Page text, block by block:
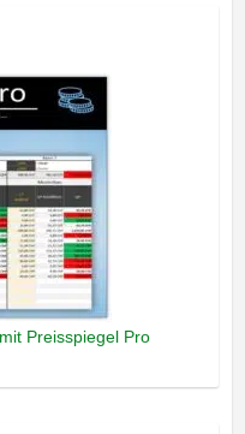
Preisspiegel Pro